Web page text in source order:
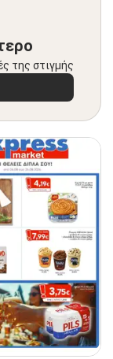
της στιγμής